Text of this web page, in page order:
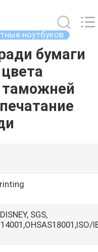
ноутбуков
бумаги
SGS,